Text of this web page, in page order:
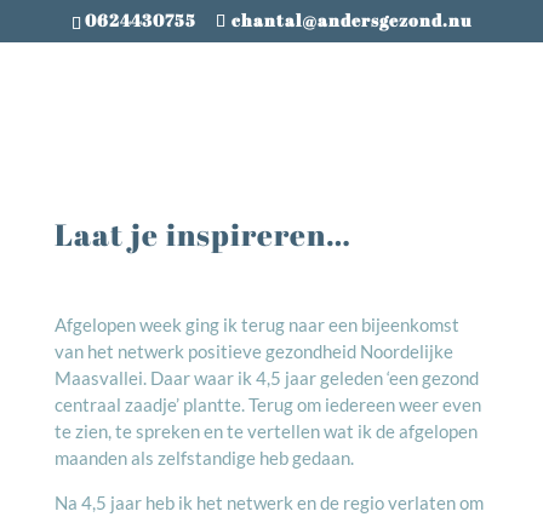
0624430755 chantal@andersgezond.nu
Laat je inspireren…
Afgelopen week ging ik terug naar een bijeenkomst
van het netwerk positieve gezondheid Noordelijke
Maasvallei. Daar waar ik 4,5 jaar geleden ‘een gezond
centraal zaadje’ plantte. Terug om iedereen weer even
te zien, te spreken en te vertellen wat ik de afgelopen
maanden als zelfstandige heb gedaan.
Na 4,5 jaar heb ik het netwerk en de regio verlaten om